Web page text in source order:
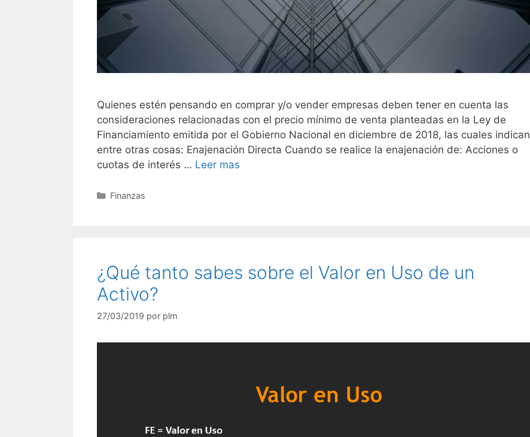
Quienes estén pensando en comprar y/o vender empresas deben tener en cuenta las
consideraciones relacionadas con el precio mínimo de venta planteadas en la Ley de
Financiamiento emitida por el Gobierno Nacional en diciembre de 2018, las cuales indican
entre otras cosas: Enajenación Directa Cuando se realice la enajenación de: Acciones o
cuotas de interés … Leer mas
Finanzas
¿Qué tanto sabes sobre el Valor en Uso de un
Activo?
27/03/2019 por plm